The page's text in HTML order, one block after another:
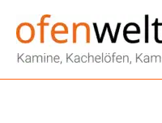
Inhalt
springen